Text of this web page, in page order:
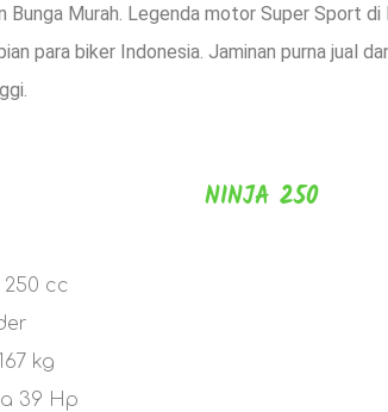
Bunga Murah. Legenda motor Super Sport di
para biker Indonesia. Jaminan purna jual
NINJA 250
250 cc
kg
39 Hp